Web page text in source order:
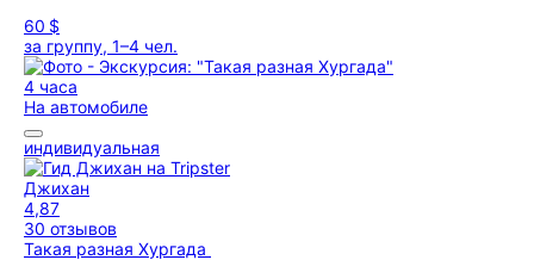
60 $
за группу, 1–4 чел.
4 часа
На автомобиле
индивидуальная
Джихан
4,87
30 отзывов
Такая разная Хургада